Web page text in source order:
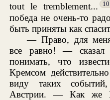
tout le tremblement...
10
победа не очень-то
быть приняты как
— Право, для
все равно! — сказал
понимать, что
Кремсом
виду таких
Австрии. — Как же